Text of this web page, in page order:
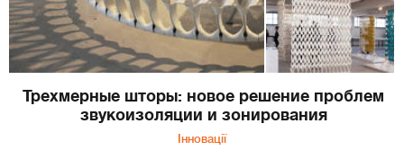
Трехмерные шторы: новое решение проблем
звукоизоляции и зонирования
Інновації